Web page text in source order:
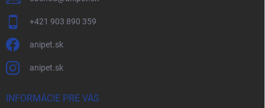
+421 903 890 359
anipet.sk
anipet.sk
INFORMÁCIE PRE VÁS